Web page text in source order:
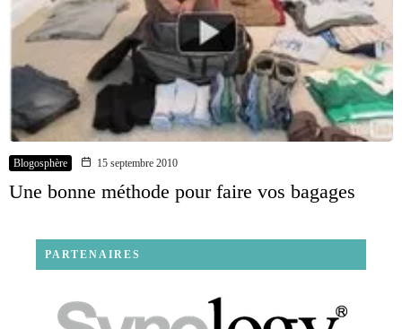
Blogosphère 15 septembre 2010
Une bonne méthode pour faire vos bagages
PARTENAIRES